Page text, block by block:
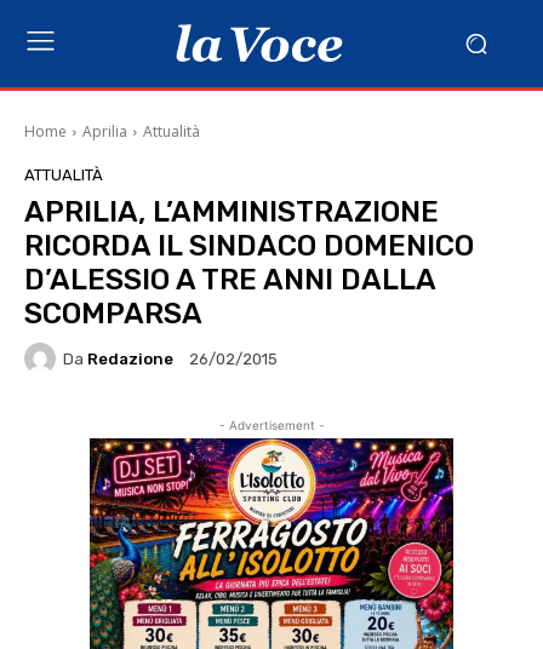
Home Aprilia Attualità
ATTUALITÀ
APRILIA, L’AMMINISTRAZIONE
RICORDA IL SINDACO DOMENICO
D’ALESSIO A TRE ANNI DALLA
SCOMPARSA
Da Redazione 26/02/2015
- Advertisement -